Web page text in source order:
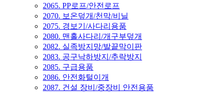
2065. PP로프/안전로프
2070. 보온덮개/천막/비닐
2075. 경보기/사다리용품
2080. 맨홀사다리/개구부덮개
2082. 실족방지망/발끝막이판
2083. 공구낙하방지/추락방지
2085. 구급용품
2086. 안전화털이개
2087. 건설 장비/중장비 안전용품